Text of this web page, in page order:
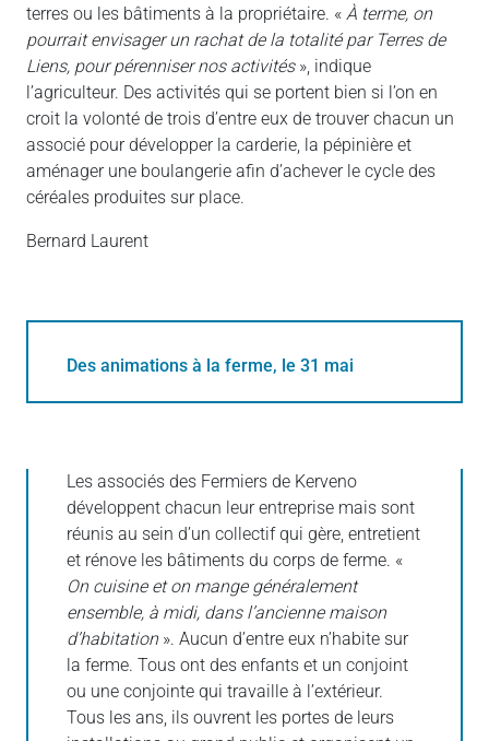
terres ou les bâtiments à la propriétaire. « À terme, on
pourrait envisager un rachat de la totalité par Terres de
Liens, pour pérenniser nos activités», indique
l’agriculteur. Des activités qui se portent bien si l’on en
croit la volonté de trois d’entre eux de trouver chacun un
associé pour développer la carderie, la pépinière et
aménager une boulangerie afin d’achever le cycle des
céréales produites sur place.
Bernard Laurent
Des animations à la ferme, le 31 mai
Les associés des Fermiers de Kerveno
développent chacun leur entreprise mais sont
réunis au sein d’un collectif qui gère, entretient
et rénove les bâtiments du corps de ferme. «
On cuisine et on mange généralement
ensemble, à midi, dans l’ancienne maison
d’habitation». Aucun d’entre eux n’habite sur
la ferme. Tous ont des enfants et un conjoint
ou une conjointe qui travaille à l’extérieur.
Tous les ans, ils ouvrent les portes de leurs